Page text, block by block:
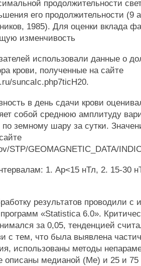
продолжительности
его продолжительности (9
1985). Для оценки вклада
изменчивость
использовали данные о
крови, полученные на сайте
suncaIc.php7ticH20.
в день сдачи крови
собой среднюю амплитуду
по земному шару за сутки.
STP/GEOMAGNETIC_DATA/
1. Ар<15 нТл, 2. 15-30
результатов проводили с
«Statistica 6.0».
за 0,05, тенденцией
с тем, что была выявлена
использованы методы
описаны медианой (Me) и 25 и